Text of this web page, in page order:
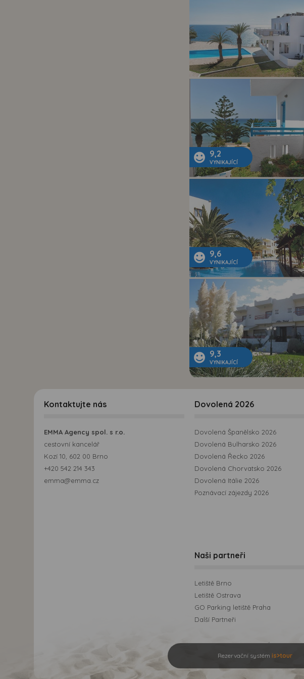
9,2
VYNIKAJÍCÍ
9,6
VYNIKAJÍCÍ
9,3
VYNIKAJÍCÍ
Kontaktujte nás
EMMA Agency spol. s r.o.
cestovní kancelář
Kozí 10, 602 00 Brno
+420 542 214 343
emma@emma.cz
Dovolená 2026
Dovolená Španělsko 2026
Dovolená Bulharsko 2026
Dovolená Řecko 2026
Dovolená Chorvatsko 2026
Dovolená Itálie 2026
Poznávací zájezdy 2026
Naši partneři
Letiště Brno
Letiště Ostrava
GO Parking letiště Praha
Další Partneři
Rezervační systém is>tour